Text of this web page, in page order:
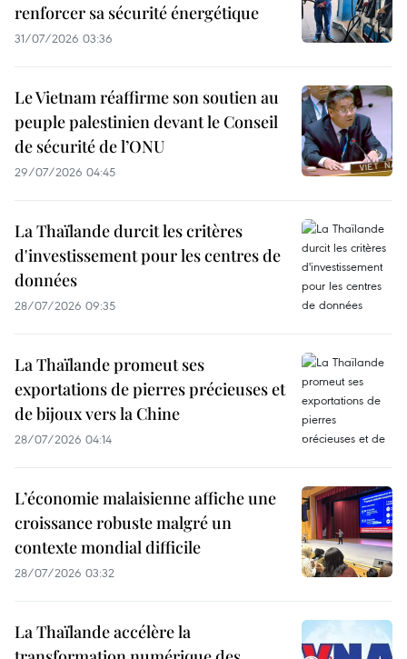
renforcer sa sécurité énergétique
31/07/2026 03:36
Le Vietnam réaffirme son soutien au
peuple palestinien devant le Conseil
de sécurité de l’ONU
29/07/2026 04:45
La Thaïlande durcit les critères
d'investissement pour les centres de
données
28/07/2026 09:35
La Thaïlande promeut ses
exportations de pierres précieuses et
de bijoux vers la Chine
28/07/2026 04:14
L’économie malaisienne affiche une
croissance robuste malgré un
contexte mondial difficile
28/07/2026 03:32
La Thaïlande accélère la